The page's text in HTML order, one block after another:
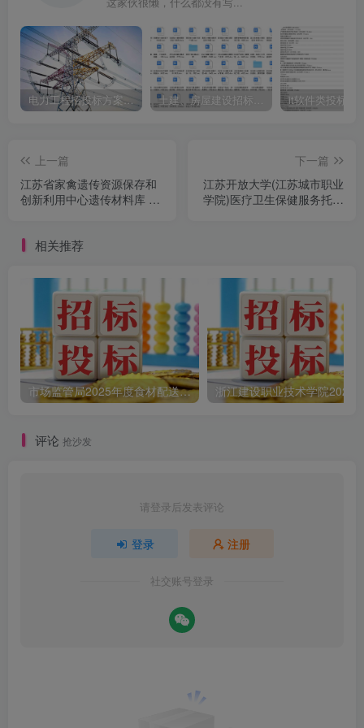
电力工程招投标方案模板 土建、房屋建设招标文件标书模板 it软件类投标书
上一篇
江苏省家禽遗传资源保存和
创新利用中心遗传材料库 建
下一篇
江苏开放大学(江苏城市职业
学院)医疗卫生保健服务托管
相关推荐
市场监管局2025年度食材配送采购公告
评论 抢沙发
请登录后发表评论
登录 注册
社交账号登录